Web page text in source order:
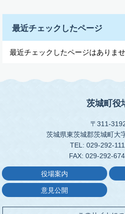
最近チェックしたページ
最近チェックしたページはありませ
茨城町役
〒311-
茨城県東茨城郡茨城町大
TEL: 029-292-
FAX: 029-292-
役場案内
意見公開